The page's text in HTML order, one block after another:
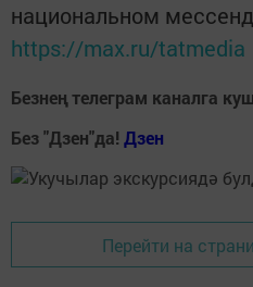
национальном
https://max.ru/tatmedia
Безнең телеграм каналга
Без "Дзен"да! Дзен
Перейти на